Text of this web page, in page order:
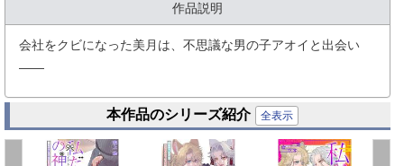
作品説明
会社をクビになった美月は、不思議な男の子アオイと出会い
――
本作品のシリーズ紹介 全表示